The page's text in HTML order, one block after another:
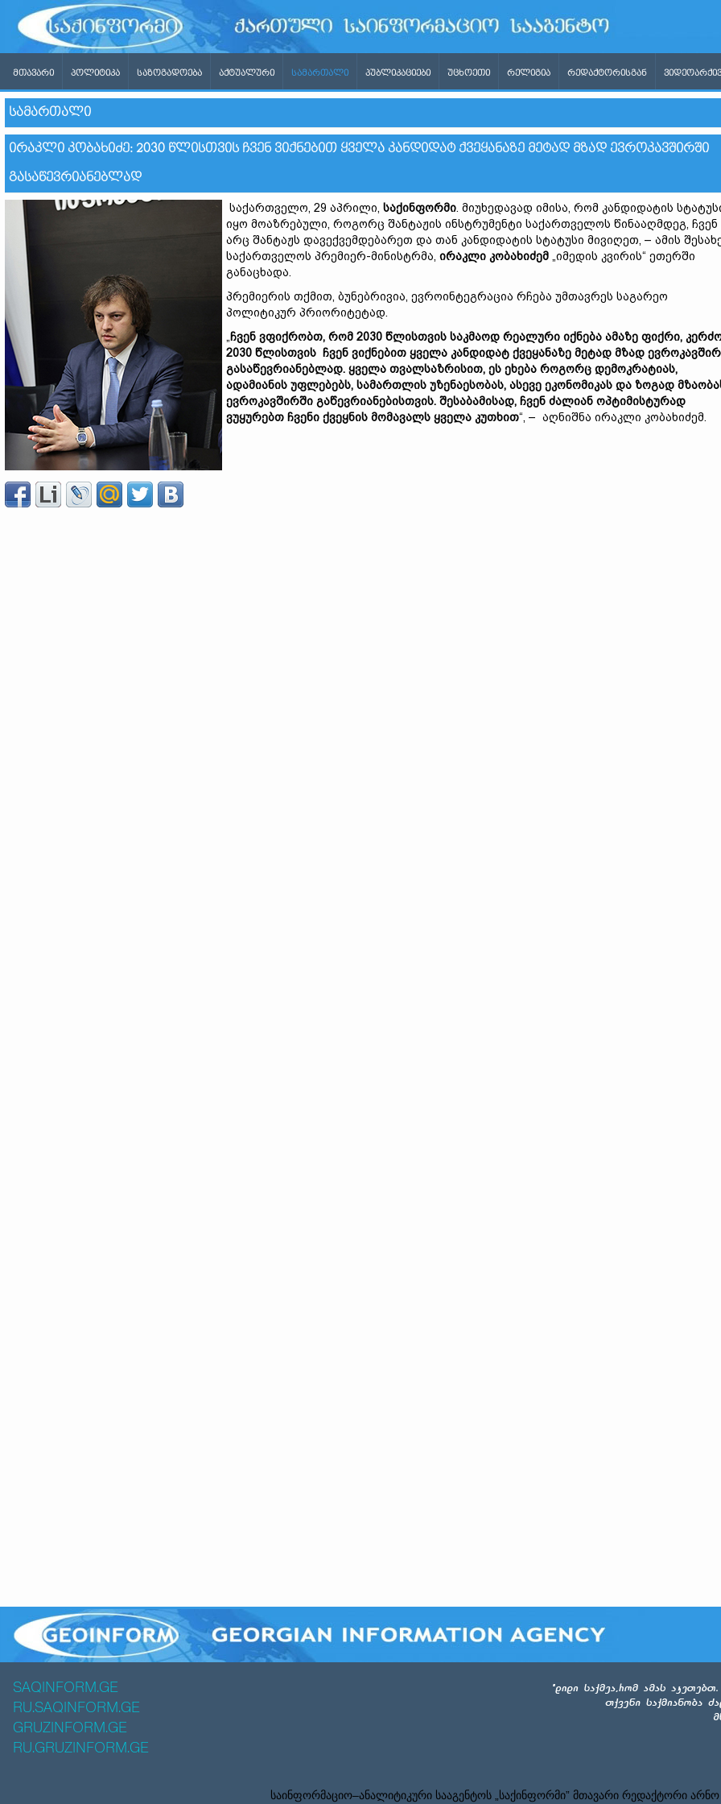
ᲛᲗᲐᲕᲐᲠᲘ ᲞᲝᲚᲘᲢᲘᲙᲐ ᲡᲐᲖᲝᲒᲐᲓᲝᲔᲑᲐ ᲐᲥᲢᲣᲐᲚᲣᲠᲘ ᲡᲐᲛᲐᲠᲗᲐᲚᲘ ᲞᲣᲑᲚᲘᲙᲐᲪᲘᲔᲑᲘ ᲣᲪᲮᲝᲔᲗᲘ ᲠᲔᲚᲘᲒᲘᲐ ᲠᲔᲓᲐᲥᲢᲝᲠᲘᲡᲒᲐᲜ
ᲡᲐᲛᲐᲠᲗᲐᲚᲘ
ᲘᲠᲐᲙᲚᲘ ᲙᲝᲑᲐᲮᲘᲫᲔ: 2030 ᲬᲚᲘᲡᲗᲕᲘᲡ ᲩᲕᲔᲜ ᲕᲘᲥᲜᲔᲑᲘᲗ ᲧᲕᲔᲚᲐ ᲙᲐᲜᲓᲘᲓᲐᲢ ᲥᲕᲔᲧᲐᲜᲐᲖᲔ ᲛᲔᲢᲐᲓ ᲛᲖᲐᲓ ᲔᲕᲠᲝᲙᲐᲕᲨᲘᲠᲨᲘ
ᲒᲐᲡᲐᲬᲔᲕᲠᲘᲐᲜᲔᲑᲚᲐᲓ
საქართველო, 29 აპრილი, საქინფორმი. მიუხედავად იმისა, რომ კანდიდატის
იყო მოაზრებული, როგორც შანტაჟის ინსტრუმენტი საქართველოს წინააღმდეგ, ჩვენ
არც შანტაჟს დავექვემდებარეთ და თან კანდიდატის სტატუსი მივიღეთ, – ამის
საქართველოს პრემიერ-მინისტრმა, ირაკლი კობახიძემ „იმედის კვირის“ ეთერში
განაცხადა.
პრემიერის თქმით, ბუნებრივია, ევროინტეგრაცია რჩება უმთავრეს საგარეო
პოლიტიკურ პრიორიტეტად.
„ჩვენ ვფიქრობთ, რომ 2030 წლისთვის საკმაოდ რეალური იქნება ამაზე ფიქრი,
2030 წლისთვის ჩვენ ვიქნებით ყველა კანდიდატ ქვეყანაზე მეტად მზად
გასაწევრიანებლად. ყველა თვალსაზრისით, ეს ეხება როგორც დემოკრატიას,
ადამიანის უფლებებს, სამართლის უზენაესობას, ასევე ეკონომიკას და ზოგად
ევროკავშირში გაწევრიანებისთვის. შესაბამისად, ჩვენ ძალიან ოპტიმისტურად
ვუყურებთ ჩვენი ქვეყნის მომავალს ყველა კუთხით“, – აღნიშნა ირაკლი კობახიძემ.
SAQINFORM.GE
RU.SAQINFORM.GE
GRUZINFORM.GE
RU.GRUZINFORM.GE
საინფორმაციო–ანალიტიკური სააგენტოს „საქინფორმი” მთავარი რედაქტორი